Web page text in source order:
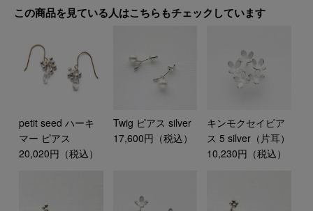
この商品を見ている人はこちらもチェックしています
petit seed ハーキ
マー ピアス
20,020円（税込）
Twig ピアス silver
17,600円（税込）
キンモクセイピア
ス 5 silver（片耳）
10,230円（税込）